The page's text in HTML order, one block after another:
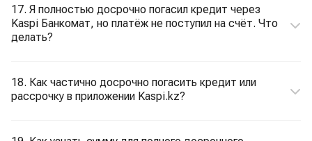
17. Я полностью досрочно погасил кредит через
Kaspi Банкомат, но платёж не поступил на счёт. Что
делать?
18. Как частично досрочно погасить кредит или
рассрочку в приложении Kaspi.kz?